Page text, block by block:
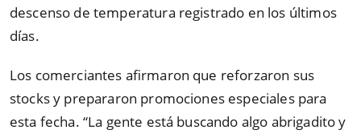
descenso de temperatura registrado en los últimos
días.
Los comerciantes afirmaron que reforzaron sus
stocks y prepararon promociones especiales para
esta fecha. “La gente está buscando algo abrigadito y